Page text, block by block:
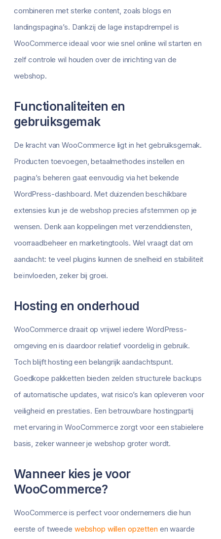
combineren met sterke content, zoals blogs en
landingspagina’s. Dankzij de lage instapdrempel is
WooCommerce ideaal voor wie snel online wil starten en
zelf controle wil houden over de inrichting van de
webshop.
Functionaliteiten en
gebruiksgemak
De kracht van WooCommerce ligt in het gebruiksgemak.
Producten toevoegen, betaalmethodes instellen en
pagina’s beheren gaat eenvoudig via het bekende
WordPress-dashboard. Met duizenden beschikbare
extensies kun je de webshop precies afstemmen op je
wensen. Denk aan koppelingen met verzenddiensten,
voorraadbeheer en marketingtools. Wel vraagt dat om
aandacht: te veel plugins kunnen de snelheid en stabiliteit
beïnvloeden, zeker bij groei.
Hosting en onderhoud
WooCommerce draait op vrijwel iedere WordPress-
omgeving en is daardoor relatief voordelig in gebruik.
Toch blijft hosting een belangrijk aandachtspunt.
Goedkope pakketten bieden zelden structurele backups
of automatische updates, wat risico’s kan opleveren voor
veiligheid en prestaties. Een betrouwbare hostingpartij
met ervaring in WooCommerce zorgt voor een stabielere
basis, zeker wanneer je webshop groter wordt.
Wanneer kies je voor
WooCommerce?
WooCommerce is perfect voor ondernemers die hun
eerste of tweede webshop willen opzetten en waarde